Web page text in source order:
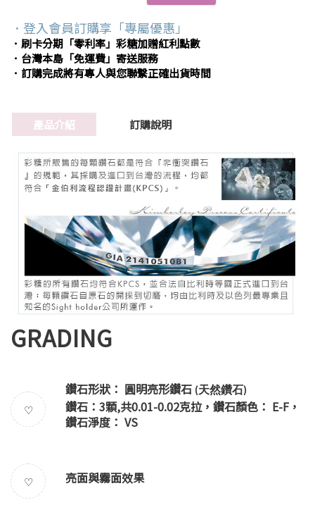
．登入會員訂購享「專屬優惠」
．刷卡分期「零利率」彩糖加贈紅利點數
．台灣本島「免運費」寄送服務
．訂購完成將有專人與您聯繫正確出貨時間
產品介紹 訂購說明
GRADING
♡
鑽石形狀： 圓明亮形鑽石 (天然鑽石)
鑽石：3顆,共0.01-0.02克拉，鑽石顏色： E-F，
鑽石淨度： VS
♡ 亮面與霧面效果